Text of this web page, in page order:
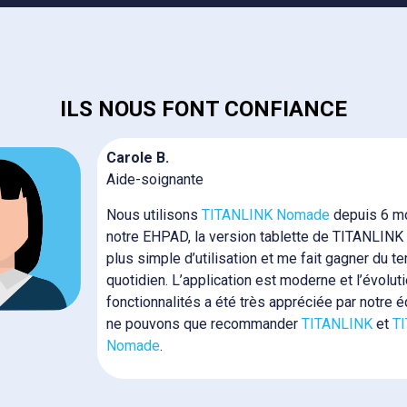
ILS NOUS FONT CONFIANCE
Carole B.
Aide-soignante
Nous utilisons TITANLINK Nomadedepuis 6
notre EHPAD, la version tablette de
plus simple d’utilisation et me fait gagner du
quotidien. L’application est moderne et
fonctionnalités a été très appréciée par notre
ne pouvons que recommander TITANLINKet
Nomade.